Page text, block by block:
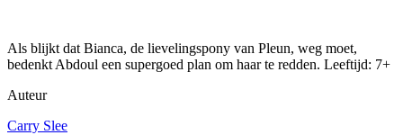
Als blijkt dat Bianca, de lievelingspony van Pleun, weg moet,
bedenkt Abdoul een supergoed plan om haar te redden. Leeftijd: 7+
Auteur
Carry Slee